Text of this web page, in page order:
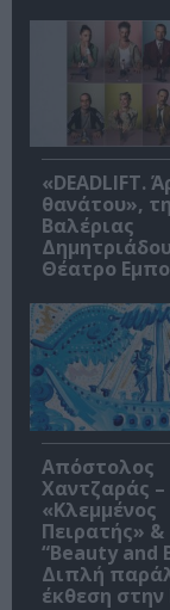
«DEADLIFT.
θανάτου»,
Βαλέριας
Θέατρο
Απόστολος
Χαντζαράς –
«Κλεμμένος
Πειρατής» &
“Beauty and
Διπλή
έκθεση